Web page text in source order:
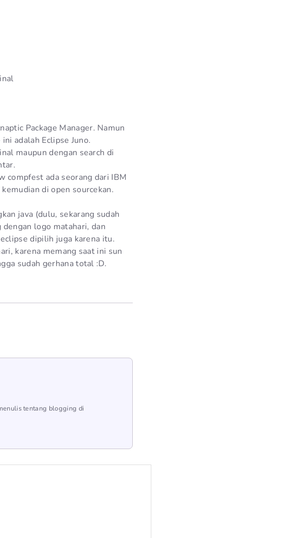
Package Manager. Namun
adalah Eclipse Juno.
maupun dengan search di
compfest ada seorang dari IBM
di open sourcekan.
java (dulu, sekarang sudah
logo matahari, dan
dipilih juga karena itu.
karena memang saat ini sun
sudah gerhana total :D.
tentang blogging di